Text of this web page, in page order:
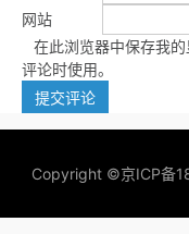
网站
在此浏览器中保存我
评论时使用。
Copyright ©京ICP备